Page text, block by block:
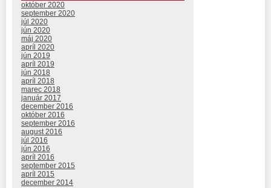
október 2020
september 2020
júl 2020
jún 2020
máj 2020
apríl 2020
jún 2019
apríl 2019
jún 2018
apríl 2018
marec 2018
január 2017
december 2016
október 2016
september 2016
august 2016
júl 2016
jún 2016
apríl 2016
september 2015
apríl 2015
december 2014